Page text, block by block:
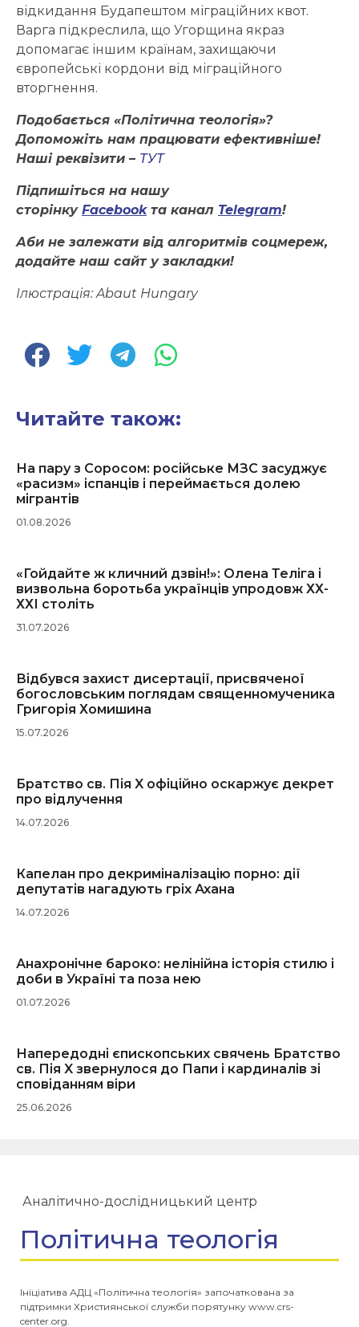
відкидання Будапештом міграційних квот.
Варга підкреслила, що Угорщина якраз
допомагає іншим країнам, захищаючи
європейські кордони від міграційного
вторгнення.
Подобається «Політична теологія»?
Допоможіть нам працювати ефективніше!
Наші реквізити – ТУТ
Підпишіться на нашу
сторінку Facebookта канал Telegram!
Аби не залежати від алгоритмів соцмереж,
додайте наш сайт у закладки!
Ілюстрація: Abaut Hungary
Читайте також:
На пару з Соросом: російське МЗС засуджує
«расизм» іспанців і переймається долею
мігрантів
01.08.2026
«Гойдайте ж кличний дзвін!»: Олена Теліга і
визвольна боротьба українців упродовж ХХ-
ХХІ століть
31.07.2026
Відбувся захист дисертації, присвяченої
богословським поглядам священномученика
Григорія Хомишина
15.07.2026
Братство св. Пія X офіційно оскаржує декрет
про відлучення
14.07.2026
Капелан про декриміналізацію порно: дії
депутатів нагадують гріх Ахана
14.07.2026
Анахронічне бароко: нелінійна історія стилю і
доби в Україні та поза нею
01.07.2026
Напередодні єпископських свячень Братство
св. Пія X звернулося до Папи і кардиналів зі
сповіданням віри
25.06.2026
Аналітично-дослідницький центр
Політична теологія
Ініціатива АДЦ «Політична теологія» започаткована за
підтримки Християнської служби порятунку www.crs-
center.org.